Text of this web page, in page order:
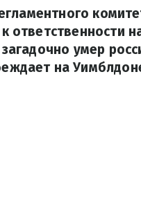
ответственности
умер
на